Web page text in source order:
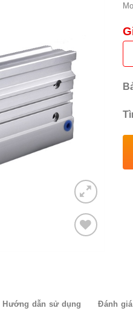
Hướng dẫn sử dụng Đánh